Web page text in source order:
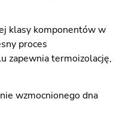
klasy komponentów w
proces
zapewnia termoizolację,
wzmocnionego dna